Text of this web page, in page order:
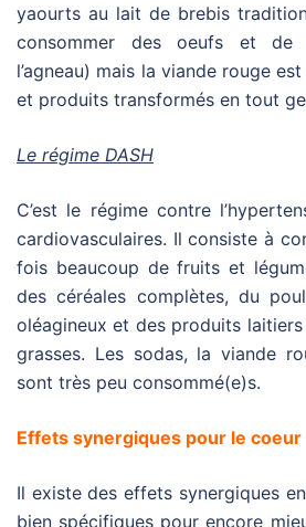
yaourts au lait de brebis
consommer des oeufs et de
l’agneau) mais la viande rouge
et produits transformés en tout
Le régime DASH
C’est le régime contre
cardiovasculaires. Il consiste à
fois beaucoup de fruits et
des céréales complètes, du
oléagineux et des produits
grasses. Les sodas, la viande
sont très peu consommé(e)s.
Effets synergiques pour le coeur
Il existe des effets synergiques
bien spécifiques pour encore